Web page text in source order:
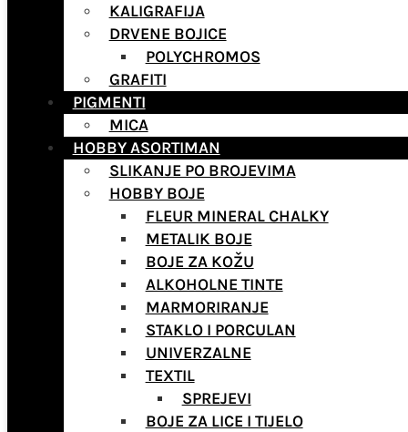
KALIGRAFIJA
DRVENE BOJICE
POLYCHROMOS
GRAFITI
PIGMENTI
MICA
HOBBY ASORTIMAN
SLIKANJE PO BROJEVIMA
HOBBY BOJE
FLEUR MINERAL CHALKY
METALIK BOJE
BOJE ZA KOŽU
ALKOHOLNE TINTE
MARMORIRANJE
STAKLO I PORCULAN
UNIVERZALNE
TEXTIL
SPREJEVI
BOJE ZA LICE I TIJELO